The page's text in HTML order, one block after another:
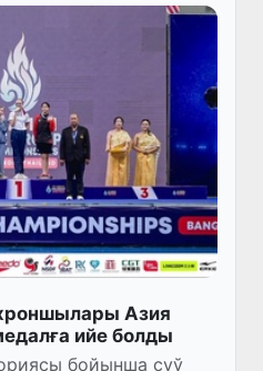
Азия
ийе болды
бойынша суў